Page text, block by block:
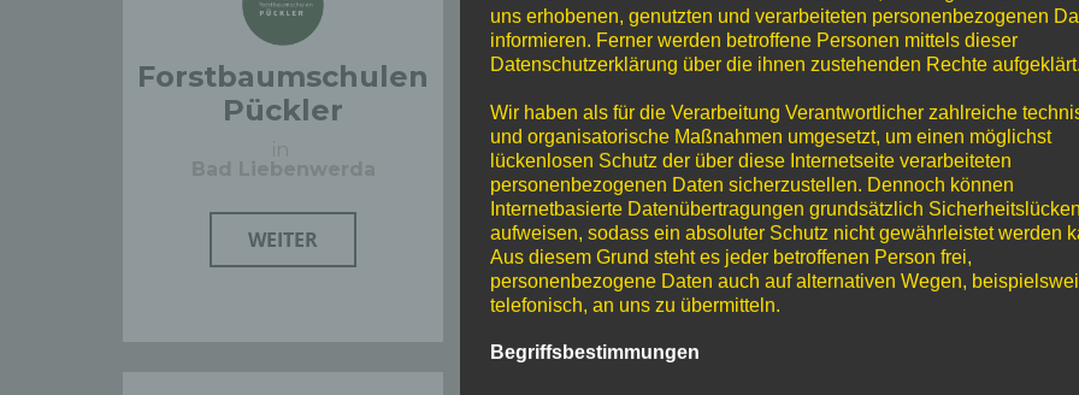
Forstbaumschulen
Pückler
in
Bad Liebenwerda
WEITER
Baumschulen
H. Lorberg
in
Ketzin / Tremmen
WEITER
Baumschulen
Ewald
in
Berlin- Rudow
WEITER
uns erhobenen, genutzten und verarbeiteten personenbezogenen
informieren. Ferner werden betroffene Personen mittels dieser
Datenschutzerklärung über die ihnen zustehenden Rechte aufgeklärt.
Wir haben als für die Verarbeitung Verantwortlicher zahlreiche
und organisatorische Maßnahmen umgesetzt, um einen möglichst
lückenlosen Schutz der über diese Internetseite verarbeiteten
personenbezogenen Daten sicherzustellen. Dennoch können
Internetbasierte Datenübertragungen grundsätzlich Sicherheitslücken
aufweisen, sodass ein absoluter Schutz nicht gewährleistet werden
Aus diesem Grund steht es jeder betroffenen Person frei,
personenbezogene Daten auch auf alternativen Wegen,
telefonisch, an uns zu übermitteln.
Begriffsbestimmungen